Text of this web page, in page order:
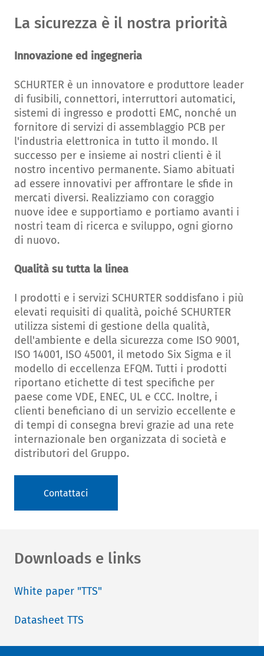
La sicurezza è il nostra priorità
Innovazione ed ingegneria
SCHURTER è un innovatore e produttore leader
di fusibili, connettori, interruttori automatici,
sistemi di ingresso e prodotti EMC, nonché un
fornitore di servizi di assemblaggio PCB per
l'industria elettronica in tutto il mondo. Il
successo per e insieme ai nostri clienti è il
nostro incentivo permanente. Siamo abituati
ad essere innovativi per affrontare le sfide in
mercati diversi. Realizziamo con coraggio
nuove idee e supportiamo e portiamo avanti i
nostri team di ricerca e sviluppo, ogni giorno
di nuovo.
Qualità su tutta la linea
I prodotti e i servizi SCHURTER soddisfano i più
elevati requisiti di qualità, poiché SCHURTER
utilizza sistemi di gestione della qualità,
dell'ambiente e della sicurezza come ISO 9001,
ISO 14001, ISO 45001, il metodo Six Sigma e il
modello di eccellenza EFQM. Tutti i prodotti
riportano etichette di test specifiche per
paese come VDE, ENEC, UL e CCC. Inoltre, i
clienti beneficiano di un servizio eccellente e
di tempi di consegna brevi grazie ad una rete
internazionale ben organizzata di società e
distributori del Gruppo.
Contattaci
Downloads e links
White paper "TTS"
Datasheet TTS